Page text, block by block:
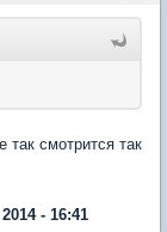
так смотрится так
- 16:41